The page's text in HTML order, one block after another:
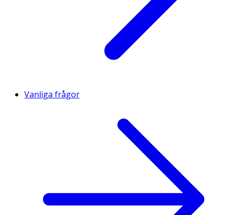
Vanliga frågor